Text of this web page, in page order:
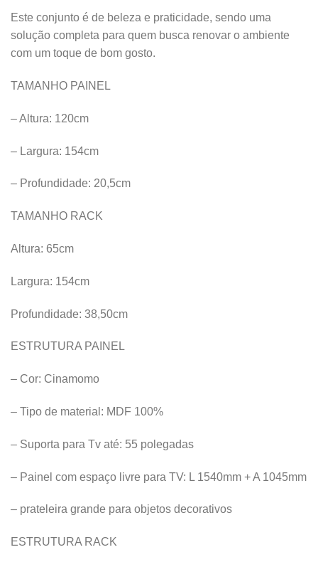
Este conjunto é de beleza e praticidade, sendo uma
solução completa para quem busca renovar o ambiente
com um toque de bom gosto.
TAMANHO PAINEL
– Altura: 120cm
– Largura: 154cm
– Profundidade: 20,5cm
TAMANHO RACK
Altura: 65cm
Largura: 154cm
Profundidade: 38,50cm
ESTRUTURA PAINEL
– Cor: Cinamomo
– Tipo de material: MDF 100%
– Suporta para Tv até: 55 polegadas
– Painel com espaço livre para TV: L 1540mm + A 1045mm
– prateleira grande para objetos decorativos
ESTRUTURA RACK